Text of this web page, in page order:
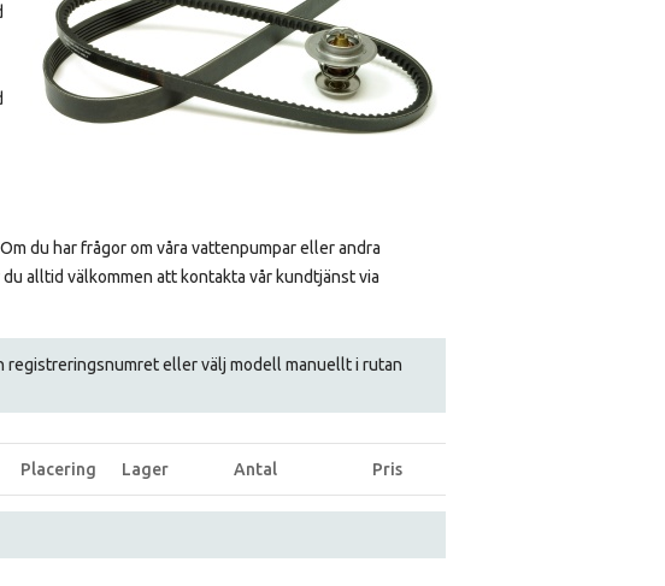
du har frågor om våra vattenpumpar eller andra
alltid välkommen att kontakta vår kundtjänst via
registreringsnumret eller välj modell manuellt i rutan
Placering Lager Antal Pris